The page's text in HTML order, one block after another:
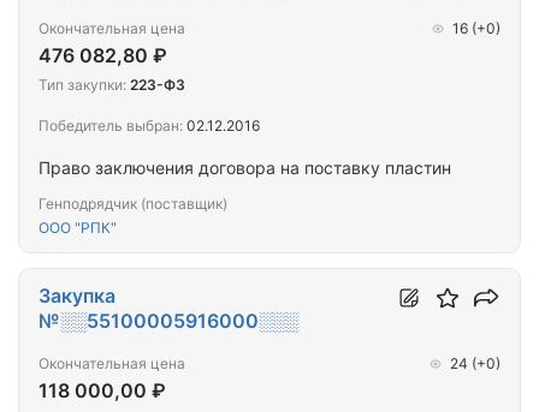
Право заключения договора на поставку пластин
Генподрядчик (поставщик)
ООО "РПК"
Окончательная цена
476 082,80 ₽
16 (+0)
Тип закупки: 223-ФЗ
Победитель выбран: 02.12.2016
Закупка
№░░55100005916000░░░
Окончательная цена
118 000,00 ₽
24 (+0)